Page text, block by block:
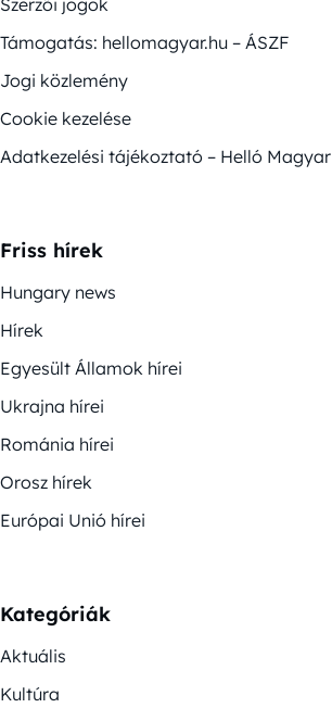
Szerzői jogok
Támogatás: hellomagyar.hu – ÁSZF
Jogi közlemény
Cookie kezelése
Adatkezelési tájékoztató – Helló Magyar
Friss hírek
Hungary news
Hírek
Egyesült Államok hírei
Ukrajna hírei
Románia hírei
Orosz hírek
Európai Unió hírei
Kategóriák
Aktuális
Kultúra